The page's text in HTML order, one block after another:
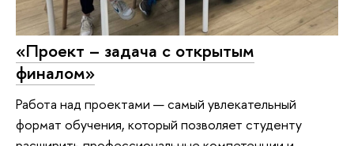
«Проект – задача с открытым
финалом»
Работа над проектами — самый увлекательный
формат обучения, который позволяет студенту